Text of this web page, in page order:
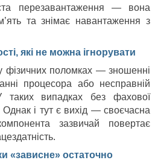
перезавантаження — вона
та знімає навантаження з
які не можна ігнорувати
у фізичних поломках — зношенні
процесора або несправній
таких випадках без фахової
Однак і тут є вихід — своєчасна
зазвичай повертає
«зависне» остаточно